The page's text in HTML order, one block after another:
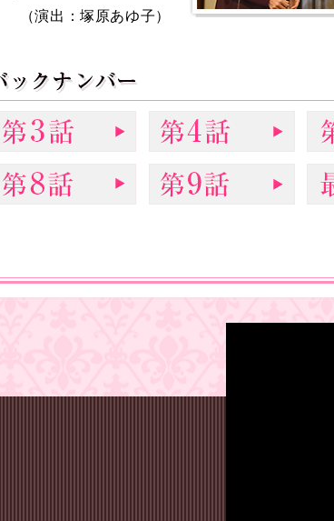
（演出：塚原あゆ子）